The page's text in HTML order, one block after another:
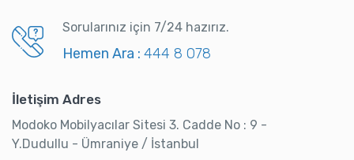
Sorularınız için 7/24 hazırız.
Hemen Ara : 444 8 078
İletişim Adres
Modoko Mobilyacılar Sitesi 3. Cadde No : 9 -
Y.Dudullu - Ümraniye / İstanbul